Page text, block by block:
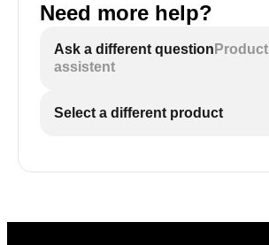
Need more help?
Ask a different question Product
assistent
Select a different product